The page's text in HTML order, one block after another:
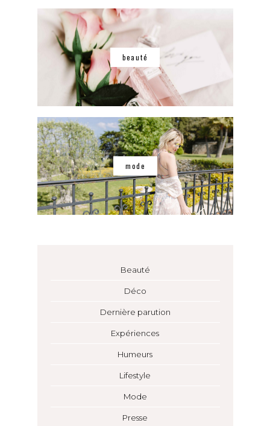
beauté
mode
Beauté
Déco
Dernière parution
Expériences
Humeurs
Lifestyle
Mode
Presse